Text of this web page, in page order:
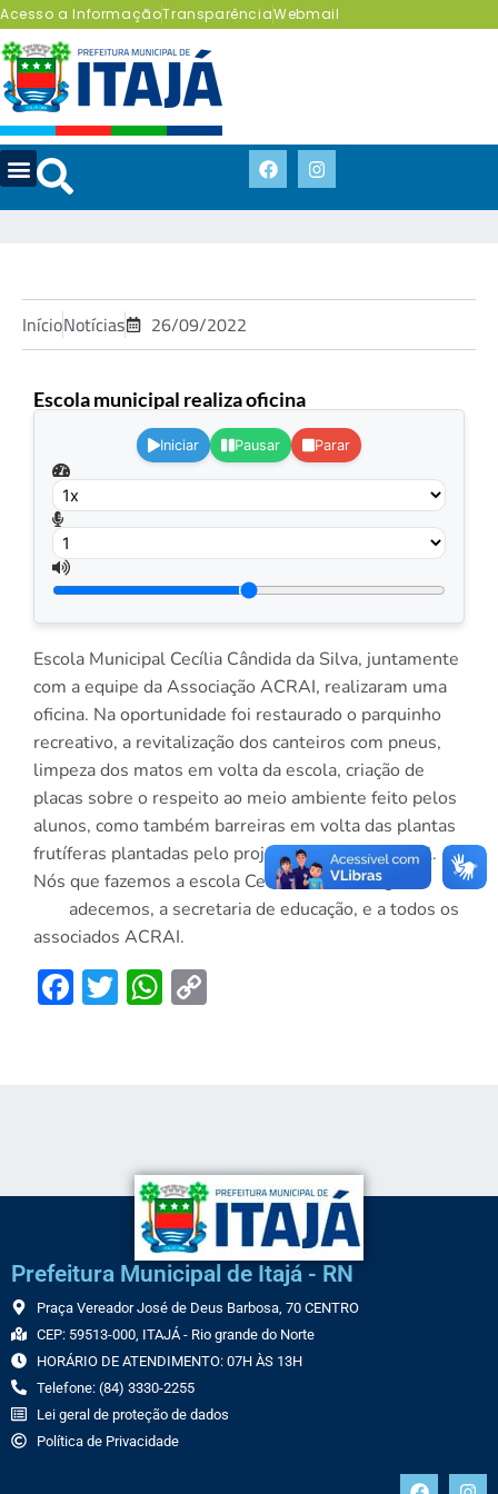
Acesso a InformaçãoTransparênciaWebmail
InícioNotícias 26/09/2022
Escola municipal realiza oficina
Iniciar Pausar Parar
Escola Municipal Cecília Cândida da Silva, juntamente
com a equipe da Associação ACRAI, realizaram uma
oficina. Na oportunidade foi restaurado o parquinho
recreativo, a revitalização dos canteiros com pneus,
limpeza dos matos em volta da escola, criação de
placas sobre o respeito ao meio ambiente feito pelos
alunos, como também barreiras em volta das plantas
frutíferas plantadas pelo projeto Vale Sustentável.
Nós que fazemos a escola Cecilia Cândida, agr
adecemos, a secretaria de educação, e a todos os
associados ACRAI.
Facebook
TwitterWhatsApp
Prefeitura Municipal de Itajá - RN
Praça Vereador José de Deus Barbosa, 70 CENTRO
CEP: 59513-000, ITAJÁ - Rio grande do Norte
HORÁRIO DE ATENDIMENTO: 07H ÀS 13H
Telefone: (84) 3330-2255
Lei geral de proteção de dados
Política de Privacidade